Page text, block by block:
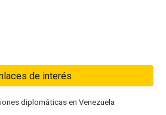
de interés
diplomáticas en Venezuela